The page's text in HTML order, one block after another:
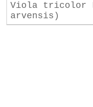
Viola tricolor
arvensis)